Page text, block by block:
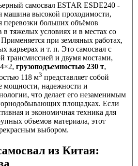
самосвал ESTAR ESDE240 -
машина высокой проходимости,
перевозки больших объёмов
в тяжелых условиях и в местах со
при земляных работах,
карьерах и т. п. Это самосвал с
трансмиссией и двумя мостами,
грузоподъемностью 230 т,
118 м3 представляет собой
мощности, надежности и
что делает его незаменимым
площадках. Если
и экономичная техника для
объемов материала, этот
выбором.
из Китая: